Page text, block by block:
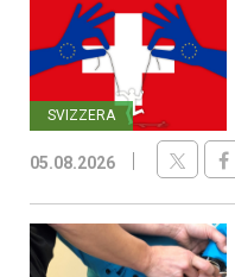
SVIZZERA
05.08.2026